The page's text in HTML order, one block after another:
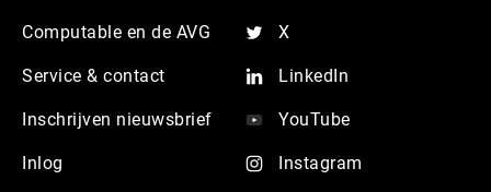
Computable en de AVG
Service & contact
Inschrijven nieuwsbrief
Inlog
X
LinkedIn
YouTube
Instagram